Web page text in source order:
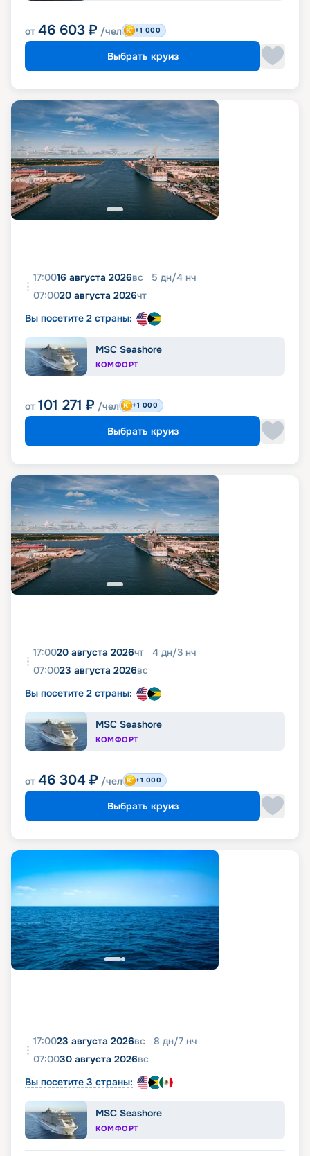
от 46 603 ₽ /чел +1 000
Выбрать круиз
17:0016 августа 2026вс 5 дн/4 нч
07:0020 августа 2026чт
Вы посетите 2 страны:
MSC Seashore
КОМФОРТ
от 101 271 ₽ /чел +1 000
Выбрать круиз
17:0020 августа 2026чт 4 дн/3 нч
07:0023 августа 2026вс
Вы посетите 2 страны:
MSC Seashore
КОМФОРТ
от 46 304 ₽ /чел +1 000
Выбрать круиз
17:0023 августа 2026вс 8 дн/7 нч
07:0030 августа 2026вс
Вы посетите 3 страны:
MSC Seashore
КОМФОРТ